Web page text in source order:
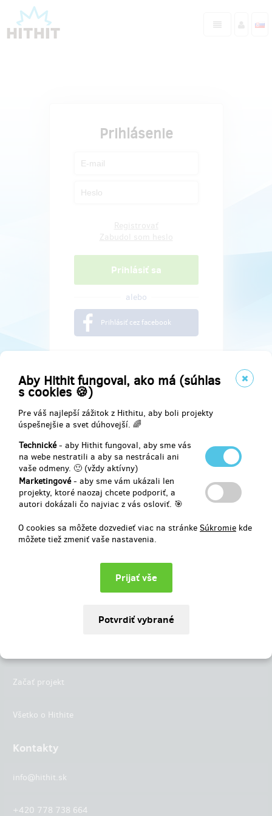
Aby Hithit fungoval, ako má (súhlas
s cookies 🍪)
Pre váš najlepší zážitok z Hithitu, aby boli projekty
úspešnejšie a svet dúhovejší. 🌈
Technické- aby Hithit fungoval, aby sme vás
na webe nestratili a aby sa nestrácali ani
vaše odmeny. 🙂 (vždy aktívny)
Marketingové- aby sme vám ukázali len
projekty, ktoré naozaj chcete podporiť, a
autori dokázali čo najviac z vás osloviť. 🎯
O cookies sa môžete dozvedieť viac na stránke Súkromie kde
môžete tiež zmeniť vaše nastavenia.
Prihlásenie
alebo
Prihlásiť cez facebook
Najdete nás na
Začať projekt
Všetko o Hithite
Kontakty
info@hithit.sk
+420 778 738 664